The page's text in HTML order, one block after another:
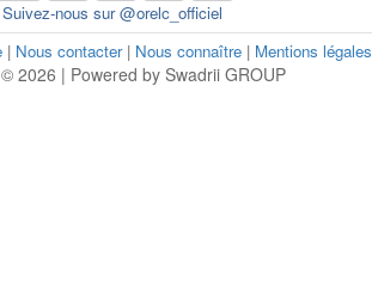
Suivez-nous sur @orelc_officiel
| Nous contacter| Nous connaître | Mentions légales
2026 | Powered by Swadrii GROUP